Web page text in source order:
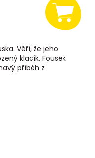
Věří, že jeho
klacík. Fousek
příběh z